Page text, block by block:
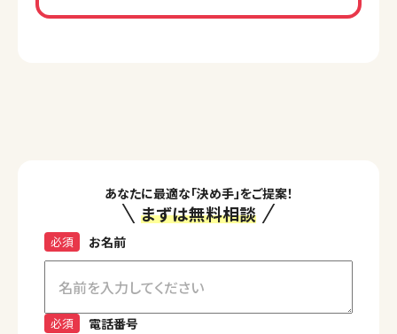
あなたに最適な「決め手」をご提案！
まずは無料相談
お名前
必須
電話番号
必須